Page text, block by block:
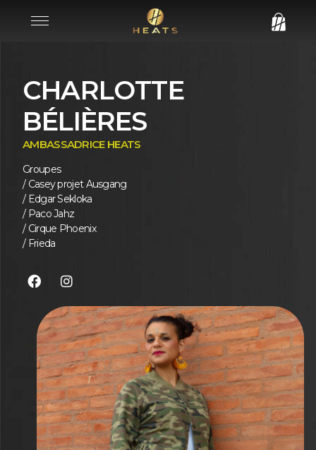
CHARLOTTE
BÉLIÈRES
AMBASSADRICE HEATS
Groupes
/ Casey projet Ausgang
/ Edgar Sekloka
/ Paco Jahz
/ Cirque Phoenix
/ Frieda